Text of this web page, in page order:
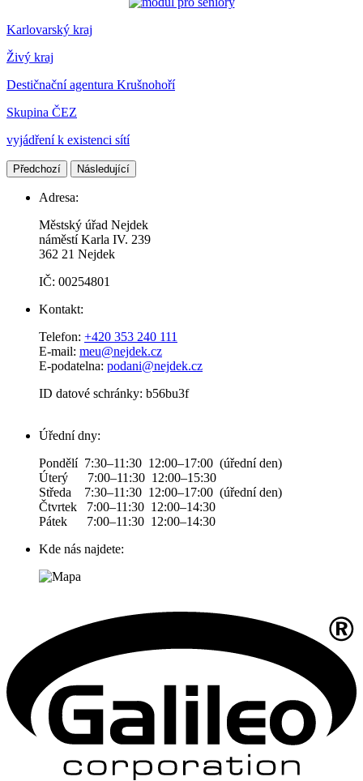
Karlovarský kraj
Živý kraj
Destičnační agentura Krušnohoří
Skupina ČEZ
vyjádření k existenci sítí
Předchozí Následující
Adresa:
Městský úřad Nejdek
náměstí Karla IV. 239​
362 21 Nejdek
IČ: 00254801
Kontakt:
Telefon: +420 353 240 111
E-mail: meu@nejdek.cz
E-podatelna: podani@nejdek.cz
ID datové schránky: b56bu3f
Úřední dny:
Pondělí 7:30–11:30 12:00–17:00 (úřední den)
Úterý 7:00–11:30 12:00–15:30
Středa 7:30–11:30 12:00–17:00 (úřední den)
Čtvrtek 7:00–11:30 12:00–14:30
Pátek 7:00–11:30 12:00–14:30
Kde nás najdete: